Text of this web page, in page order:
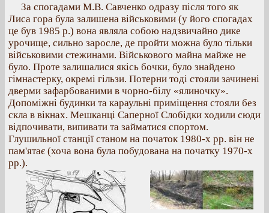
За спогадами М.В. Савченко одразу після того як
Лиса гора була залишена військовими (у його спогадах
це був 1985 р.) вона являла собою надзвичайно дике
урочище, сильно заросле, де пройти можна було тільки
військовими стежинами. Військового майна майже не
було. Проте залишалися якісь бочки, було знайдено
гімнастерку, окремі гільзи. Потерни тоді стояли зачинені
дверми зафарбованими в чорно-білу «ялиночку».
Допоміжні будинки та караульні приміщення стояли без
скла в вікнах. Мешканці Саперної Слобідки ходили сюди
відпочивати, випивати та займатися спортом.
Глушильної станції станом на початок 1980-х рр. він не
пам'ятає (хоча вона була побудована на початку 1970-х
рр.).